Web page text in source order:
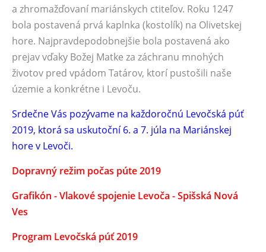
a zhromažďovaní mariánskych ctiteľov. Roku 1247
bola postavená prvá kaplnka (kostolík) na Olivetskej
hore. Najpravdepodobnejšie bola postavená ako
prejav vďaky Božej Matke za záchranu mnohých
životov pred vpádom Tatárov, ktorí pustošili naše
územie a konkrétne i Levoču.
Srdečne Vás pozývame na každoročnú Levočská púť
2019, ktorá sa uskutoční 6. a 7. júla na Mariánskej
hore v Levoči.
Dopravný režim počas púte 2019
Grafikón - Vlakové spojenie Levoča - Spišská Nová
Ves
Program Levočská púť 2019